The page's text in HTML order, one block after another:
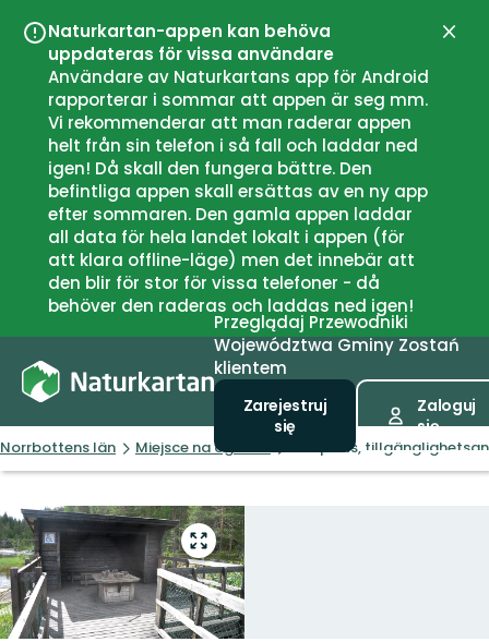
Naturkartan-appen kan behöva
uppdateras för vissa användare
Användare av Naturkartans app för Android
rapporterar i sommar att appen är seg mm.
Vi rekommenderar att man raderar appen
helt från sin telefon i så fall och laddar ned
igen! Då skall den fungera bättre. Den
befintliga appen skall ersättas av en ny app
efter sommaren. Den gamla appen laddar
all data för hela landet lokalt i appen (för
att klara offline-läge) men det innebär att
den blir för stor för vissa telefoner - då
behöver den raderas och laddas ned igen!
Przeglądaj Przewodniki
Województwa Gminy Zostań
klientem
Zarejestruj
się
Zaloguj
się
Norrbottens län Miejsce na ognisko Grillplats,
Przejdź
do
trybu
pełnoekranowego